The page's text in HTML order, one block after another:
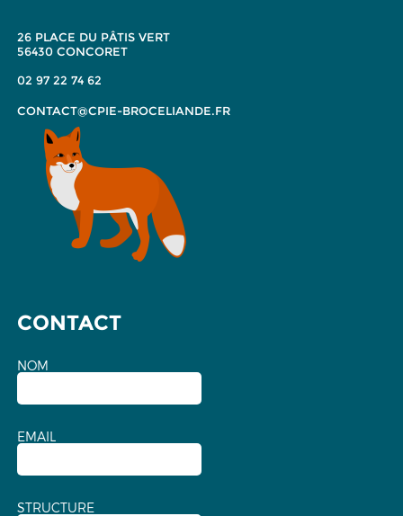
26 PLACE DU PÂTIS VERT
56430 CONCORET
02 97 22 74 62
CONTACT@CPIE-BROCELIANDE.FR
CONTACT
NOM
EMAIL
STRUCTURE